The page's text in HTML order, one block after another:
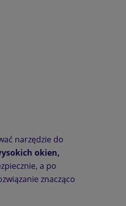
narzędzie do
okien,
a po
znacząco